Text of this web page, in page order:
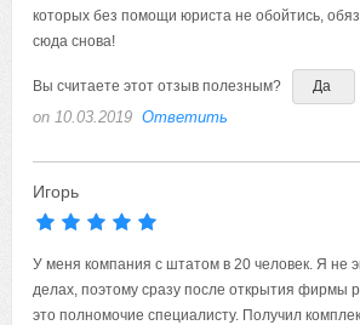
которых без помощи юриста не обойтись,
сюда снова!
Вы считаете этот отзыв полезным? Да
on 10.03.2019 Ответить
Игорь
У меня компания с штатом в 20 человек. Я не
делах, поэтому сразу после открытия фирмы
это полномочие специалисту. Получил